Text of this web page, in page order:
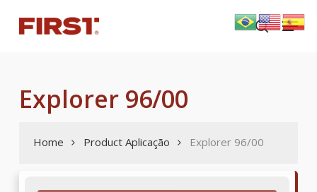
main
search
Menu
Explorer 96/00
Home Product Aplicação Explorer 96/00